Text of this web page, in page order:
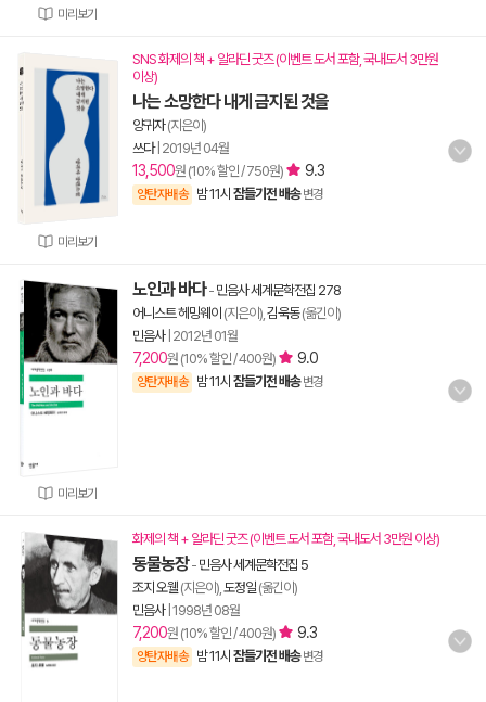
미리보기
미리보기
SNS 화제의 책 + 알라딘 굿즈 (이벤트 도서 포함, 국내도서 3만원
이상)
나는 소망한다 내게 금지된 것을
양귀자(지은이)
쓰다| 2019년 04월
13,500원 (10% 할인 / 750원) 9.3
양탄자배송 밤 11시 잠들기전 배송 변경
미리보기
노인과 바다- 민음사 세계문학전집 278
어니스트 헤밍웨이 (지은이), 김욱동(옮긴이)
민음사| 2012년 01월
7,200원 (10% 할인 / 400원) 9.0
양탄자배송 밤 11시 잠들기전 배송 변경
화제의 책 + 알라딘 굿즈 (이벤트 도서 포함, 국내도서 3만원 이상)
동물농장- 민음사 세계문학전집 5
조지 오웰 (지은이), 도정일 (옮긴이)
민음사| 1998년 08월
7,200원 (10% 할인 / 400원) 9.3
양탄자배송 밤 11시 잠들기전 배송 변경